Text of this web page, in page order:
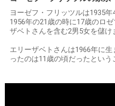
ヨーゼフ・フリッツルは1935年
1956年の21歳の時に17歳のロ
ザベトさんを含む2男5女を儲け
エリーザベトさんは1966年に
ったのは11歳の頃だったという